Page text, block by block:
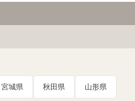
宮城県 秋田県 山形県